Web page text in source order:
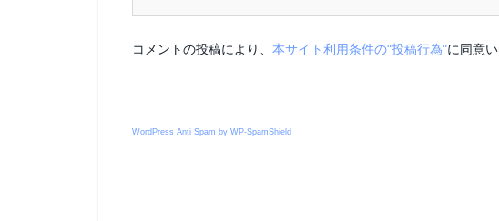
コメントの投稿により、 本サイト利用条件の"投稿行為"に同意
WordPress Anti Spam by WP-SpamShield